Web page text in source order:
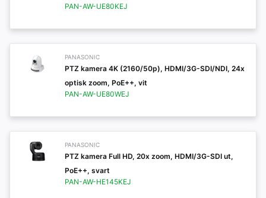
PAN-AW-UE80KEJ
PANASONIC
PTZ kamera 4K (2160/50p), HDMI/3G-SDI/NDI, 24x
optisk zoom, PoE++, vit
PAN-AW-UE80WEJ
PANASONIC
PTZ kamera Full HD, 20x zoom, HDMI/3G-SDI ut,
PoE++, svart
PAN-AW-HE145KEJ